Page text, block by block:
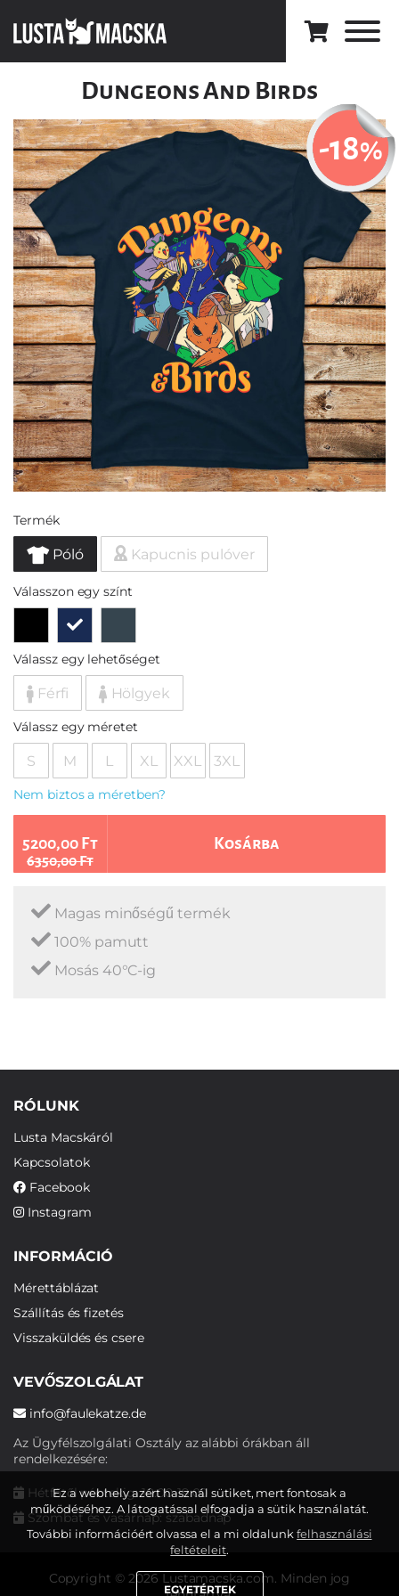
Dungeons And Birds
-18%
Termék
Póló Kapucnis pulóver
Válasszon egy színt
Válassz egy lehetőséget
Férfi Hölgyek
Válassz egy méretet
S M L XL XXL 3XL
Nem biztos a méretben?
5200,00 Ft
6350,00 Ft
Kosárba
Magas minőségű termék
100% pamutt
Mosás 40°C-ig
RÓLUNK
Lusta Macskáról
Kapcsolatok
Facebook
Instagram
INFORMÁCIÓ
Mérettáblázat
Szállítás és fizetés
Visszaküldés és csere
VEVŐSZOLGÁLAT
info@faulekatze.de
Az Ügyfélszolgálati Osztály az alábbi órákban áll
rendelkezésére:
Hétfőtől péntekig: 10:00-19:00
Szombat és vasárnap: szabadnap
Copyright © 2026 Lustamacska.com. Minden jog
Ez a webhely azért használ sütiket, mert fontosak a
működéséhez. A látogatással elfogadja a sütik használatát.
További információért olvassa el a mi oldalunkfelhasználási
feltételeit.
EGYETÉRTEK